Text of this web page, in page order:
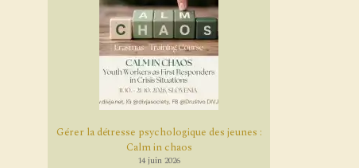
Gérer la détresse psychologique des jeunes :
Calm in chaos
14 juin 2026